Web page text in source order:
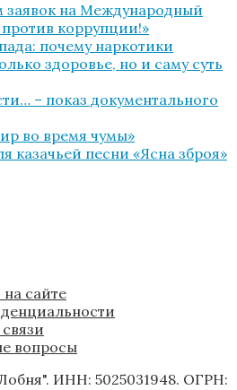
заявок на Международный
коррупции!»
почему наркотики
здоровье, но и саму суть
– показ документального
во время чумы»
казачьей песни «Ясна зброя»
сайте
вопросы
ИНН: 5025031948. ОГРН: